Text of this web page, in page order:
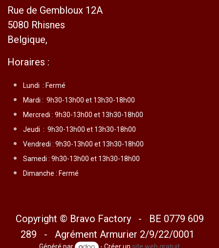
Rue de Gembloux 12A
5080 Rhisnes
Belgique,
Horaires :
Lundi : Fermé
Mardi : 9h30-13h00 et 13h30-18h00
Mercredi : 9h30-13h00 et 13h30-18h00
Jeudi : 9h30-13h00 et 13h30-18h00
Vendredi : 9h30-13h00 et 13h30-18h00
Samedi : 9h30-13h00 et 13h30-18h00
Dimanche : Fermé
Copyright © Bravo Factory - BE 0779 609
289 - Agrément Armurier 2/9/22/0001